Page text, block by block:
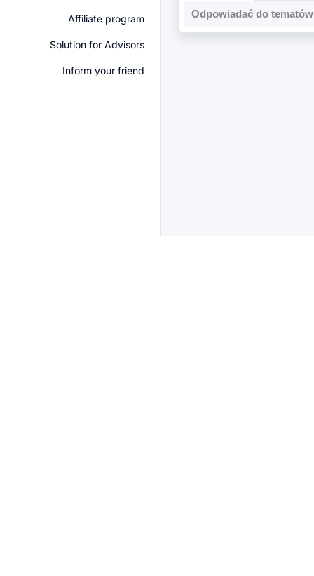
Affiliate program
Solution for Advisors
Inform your friend
Odpowiadać do